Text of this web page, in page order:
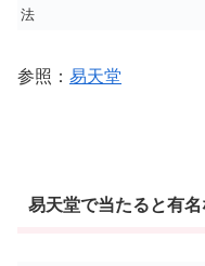
法
参照： 易天堂
易天堂で当たると有